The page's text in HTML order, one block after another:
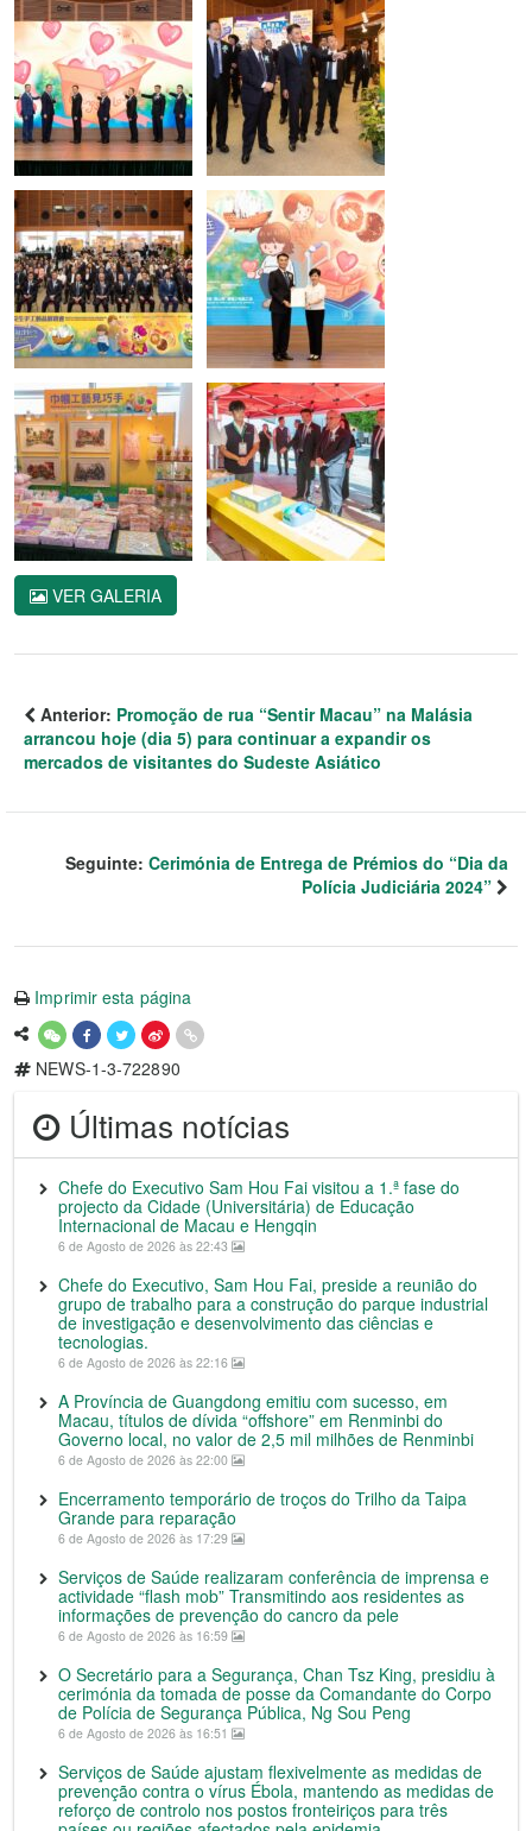
VER GALERIA
Anterior: Promoção de rua “Sentir Macau” na Malásia
arrancou hoje (dia 5) para continuar a expandir os
mercados de visitantes do Sudeste Asiático
Seguinte: Cerimónia de Entrega de Prémios do “Dia da
Polícia Judiciária 2024”
Imprimir esta página
NEWS-1-3-722890
Últimas notícias
Chefe do Executivo Sam Hou Fai visitou a 1.ª fase do
projecto da Cidade (Universitária) de Educação
Internacional de Macau e Hengqin
6 de Agosto de 2026 às 22:43
Chefe do Executivo, Sam Hou Fai, preside a reunião do
grupo de trabalho para a construção do parque industrial
de investigação e desenvolvimento das ciências e
tecnologias.
6 de Agosto de 2026 às 22:16
A Província de Guangdong emitiu com sucesso, em
Macau, títulos de dívida “offshore” em Renminbi do
Governo local, no valor de 2,5 mil milhões de Renminbi
6 de Agosto de 2026 às 22:00
Encerramento temporário de troços do Trilho da Taipa
Grande para reparação
6 de Agosto de 2026 às 17:29
Serviços de Saúde realizaram conferência de imprensa e
actividade “flash mob” Transmitindo aos residentes as
informações de prevenção do cancro da pele
6 de Agosto de 2026 às 16:59
O Secretário para a Segurança, Chan Tsz King, presidiu à
cerimónia da tomada de posse da Comandante do Corpo
de Polícia de Segurança Pública, Ng Sou Peng
6 de Agosto de 2026 às 16:51
Serviços de Saúde ajustam flexivelmente as medidas de
prevenção contra o vírus Ébola, mantendo as medidas de
reforço de controlo nos postos fronteiriços para três